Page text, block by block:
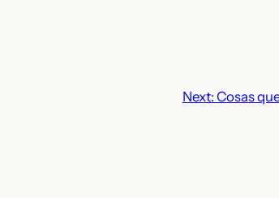
Next: Cosas